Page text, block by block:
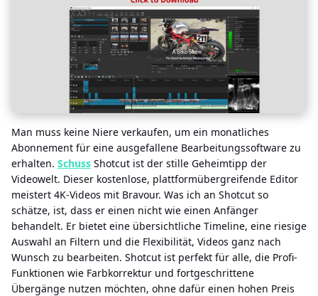
Man muss keine Niere verkaufen, um ein monatliches
Abonnement für eine ausgefallene Bearbeitungssoftware zu
erhalten. Schuss Shotcut ist der stille Geheimtipp der
Videowelt. Dieser kostenlose, plattformübergreifende Editor
meistert 4K-Videos mit Bravour. Was ich an Shotcut so
schätze, ist, dass er einen nicht wie einen Anfänger
behandelt. Er bietet eine übersichtliche Timeline, eine riesige
Auswahl an Filtern und die Flexibilität, Videos ganz nach
Wunsch zu bearbeiten. Shotcut ist perfekt für alle, die Profi-
Funktionen wie Farbkorrektur und fortgeschrittene
Übergänge nutzen möchten, ohne dafür einen hohen Preis